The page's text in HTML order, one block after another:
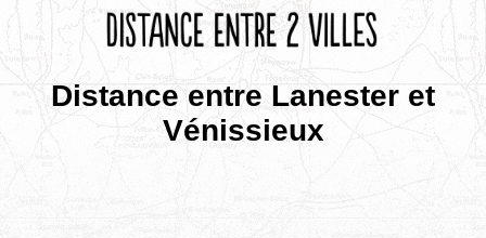
Distance entre Lanester et
Vénissieux